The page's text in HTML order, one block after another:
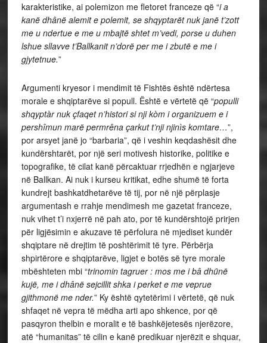
karakteristike, ai polemizon me fletoret franceze që “i a
kanë dhânë alemit e polemit, se shqyptarët nuk janë t’zott
me u ndertue e me u mbajtë shtet m’vedi, porse u duhen
lshue sllavve t’Ballkanit n’dorë per me i zbutë e me i
gjytetnue.”
Argumenti kryesor i mendimit të Fishtës është ndërtesa
morale e shqiptarëve si popull. Është e vërtetë që “populli
shqyptàr nuk çfaqet n’histori si nji kòm i organizuem e i
pershîmun marë permrêna çarkut t’nji njinìs komtare…”,
por arsyet janë jo “barbaria”, që i veshin keqdashësit dhe
kundërshtarët, por një seri motivesh historike, politike e
topografike, të cilat kanë përcaktuar rrjedhën e ngjarjeve
në Ballkan. Ai nuk i kurseu kritikat, edhe shumë të forta
kundrejt bashkatdhetarëve të tij, por në një përplasje
argumentash e rrahje mendimesh me gazetat franceze,
nuk vihet t’i nxjerrë në pah ato, por të kundërshtojë prirjen
për ligjësimin e akuzave të përfolura në mjediset kundër
shqiptare në drejtim të poshtërimit të tyre. Përbërja
shpirtërore e shqiptarëve, ligjet e botës së tyre morale
mbështeten mbi “trinomin tagruer : mos me i bâ dhȗnë
kujë, me i dhânë sejcillit shka i perket e me veprue
gjithmonë me nder.” Ky është qytetërimi i vërtetë, që nuk
shfaqet në vepra të mëdha arti apo shkence, por që
pasqyron thelbin e moralit e të bashkëjetesës njerëzore,
atë “humanitas” të cilin e kanë predikuar njerëzit e shquar,